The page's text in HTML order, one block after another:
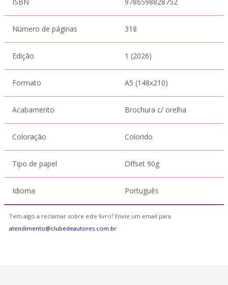
Número de páginas 318
Edição 1 (2026)
Formato A5 (148x210)
Acabamento Brochura c/ orelha
Coloração Colorido
Tipo de papel Offset 90g
Idioma Português
Tem algo a reclamar sobre este livro? Envie um email para
atendimento@clubedeautores.com.br